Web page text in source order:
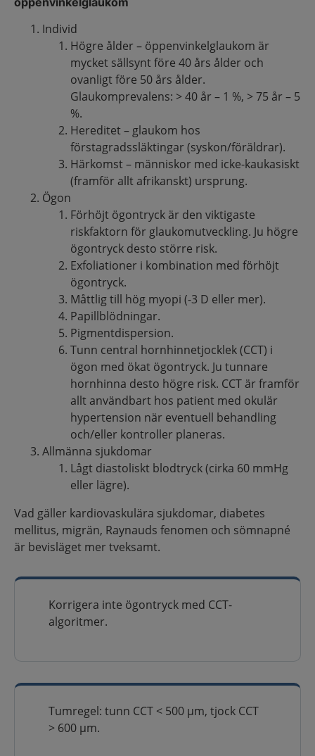
Individ
Högre ålder – öppenvinkelglaukom är
mycket sällsynt före 40 års ålder och
ovanligt före 50 års ålder.
Glaukomprevalens: > 40 år – 1 %, > 75 år – 5
%.
Hereditet – glaukom hos
förstagradssläktingar (syskon/föräldrar).
Härkomst – människor med icke-kaukasiskt
(framför allt afrikanskt) ursprung.
Ögon
Förhöjt ögontryck är den viktigaste
riskfaktorn för glaukomutveckling. Ju högre
ögontryck desto större risk.
Exfoliationer i kombination med förhöjt
ögontryck.
Måttlig till hög myopi (-3 D eller mer).
Papillblödningar.
Pigmentdispersion.
Tunn central hornhinnetjocklek (CCT) i
ögon med ökat ögontryck. Ju tunnare
hornhinna desto högre risk. CCT är framför
allt användbart hos patient med okulär
hypertension när eventuell behandling
och/eller kontroller planeras.
Allmänna sjukdomar
Lågt diastoliskt blodtryck (cirka 60 mmHg
eller lägre).
Vad gäller kardiovaskulära sjukdomar, diabetes
mellitus, migrän, Raynauds fenomen och sömnapné
är bevisläget mer tveksamt.
Korrigera inte ögontryck med CCT-
algoritmer.
Tumregel: tunn CCT < 500 µm, tjock CCT
> 600 µm.